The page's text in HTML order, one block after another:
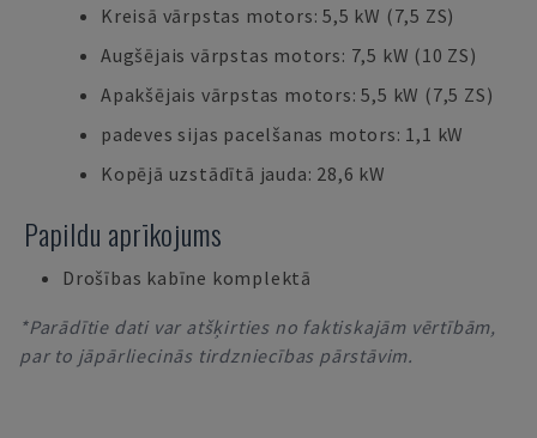
Kreisā vārpstas motors: 5,5 kW (7,5 ZS)
Augšējais vārpstas motors: 7,5 kW (10 ZS)
Apakšējais vārpstas motors: 5,5 kW (7,5 ZS)
padeves sijas pacelšanas motors: 1,1 kW
Kopējā uzstādītā jauda: 28,6 kW
Papildu aprīkojums
Drošības kabīne komplektā
*Parādītie dati var atšķirties no faktiskajām vērtībām,
par to jāpārliecinās tirdzniecības pārstāvim.